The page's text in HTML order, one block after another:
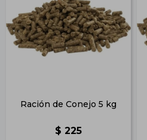
Ración de Conejo 5 kg
$ 225